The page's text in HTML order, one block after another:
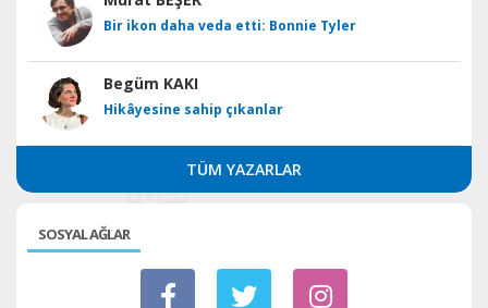
Bir ikon daha veda etti: Bonnie Tyler
Begüm KAKI
Hikâyesine sahip çıkanlar
TÜM YAZARLAR
SOSYAL AĞLAR